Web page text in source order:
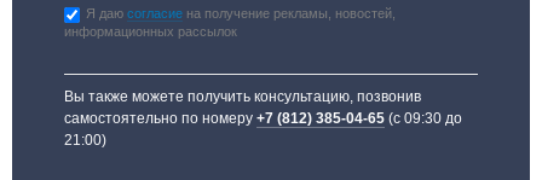
Я даюсогласие на получение рекламы, новостей,
информационных рассылок
Вы также можете получить консультацию, позвонив
самостоятельно по номеру+7 (812) 385-04-65 (с 09:30 до
21:00)